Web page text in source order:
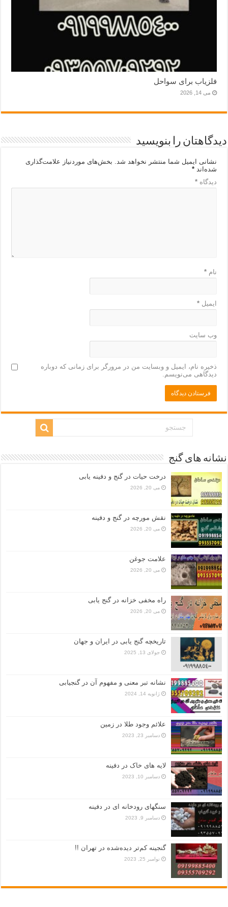
فلزیاب برای سواحل
می 14, 2026
دیدگاهتان را بنویسید
نشانی ایمیل شما منتشر نخواهد شد.
بخش‌های موردنیاز علامت‌گذاری
شده‌اند*
دیدگاه*
نام*
ایمیل*
وب‌ سایت
ذخیره نام، ایمیل و وبسایت من در مرورگر برای زمانی که دوباره
دیدگاهی می‌نویسم.
نشانه های گنج
درخت حیات در گنج و دفینه یابی
می 20, 2026
نقش مورچه در گنج و دفینه
می 20, 2026
علامت جوغن
می 20, 2026
راه مخفی خزانه در گنج یابی
می 20, 2026
تاریخچه گنج‌ یابی در ایران و جهان
جولای 13, 2025
نشانه تبر معنی و مفهوم آن در گنجیابی
ژانویه 14, 2024
علائم وجود طلا در زمین
دسامبر 23, 2023
لایه های خاک در دفینه
دسامبر 10, 2023
سنگهای رودخانه ای در دفینه
دسامبر 9, 2023
گنجینه کم‌تر دیده‌شده در تهران !!
نوامبر 25, 2023